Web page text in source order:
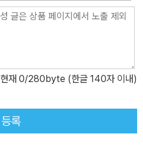
현재 0/280byte (한글 140자 이내)
등록